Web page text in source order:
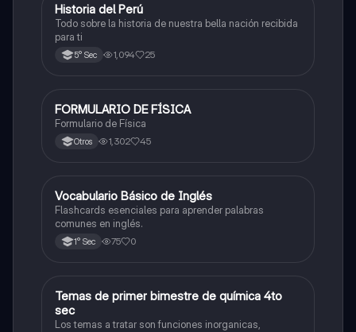
Ciencias Sociales
Historia del Perú
Todo sobre la historia de nuestra bella nación recibida
para ti
5° Sec 1,094 25
Física
FORMULARIO DE FÍSICA
Formulario de Física
Otros 1,302 45
VInglés
Vocabulario Básico de Inglés
Flashcards esenciales para aprender palabras
comunes en inglés.
1° Sec 75 0
Química
Temas de primer bimestre de química 4to
sec
Los temas a tratar son funciones inorganicas,